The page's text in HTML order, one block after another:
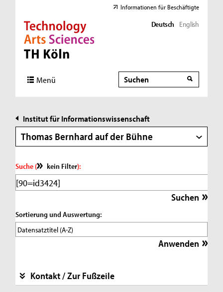
Direkt zur Hauptnavigation
Direkt zur Subnavigation
Direkt zum Inhalt
Direkt zum Fußbereich
Informationen für Beschäftigte
Deutsch English
Menü Suche
Suche
Institut für Informationswissenschaft
Thomas Bernhard auf der Bühne
Suche ( kein Filter):
Sortierung und Auswertung:
Kontakt / Zur Fußzeile